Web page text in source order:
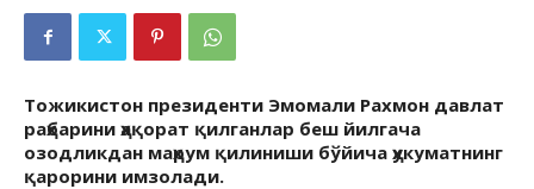
Тожикистон президенти Эмомали Рахмон давлат
раҳбарини ҳақорат қилганлар беш йилгача
озодликдан маҳрум қилиниши бўйича ҳукуматнинг
қарорини имзолади.